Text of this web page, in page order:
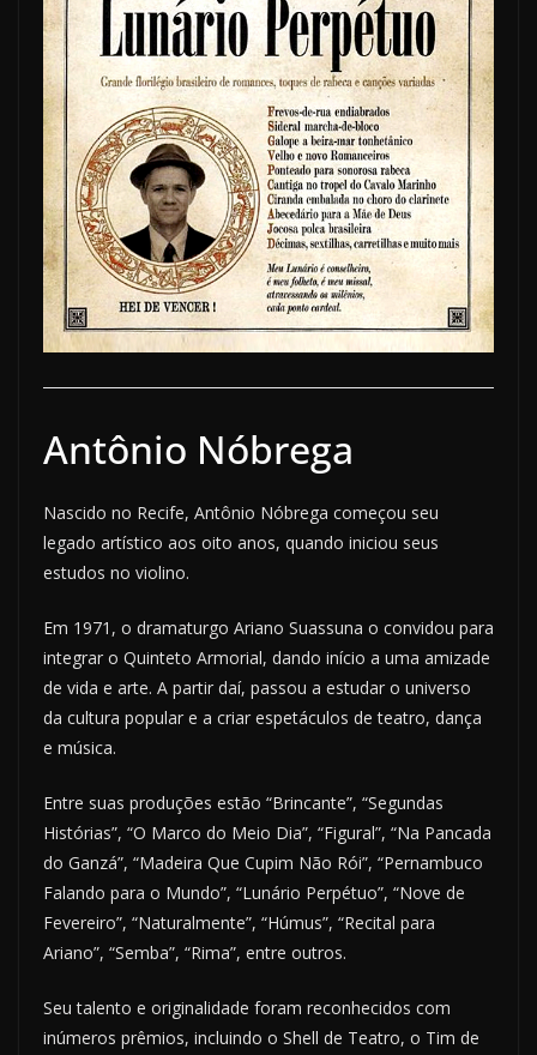
Antônio Nóbrega
Nascido no Recife, Antônio Nóbrega começou seu
legado artístico aos oito anos, quando iniciou seus
estudos no violino.
Em 1971, o dramaturgo Ariano Suassuna o convidou para
integrar o Quinteto Armorial, dando início a uma amizade
de vida e arte. A partir daí, passou a estudar o universo
da cultura popular e a criar espetáculos de teatro, dança
e música.
Entre suas produções estão “Brincante”, “Segundas
Histórias”, “O Marco do Meio Dia”, “Figural”, “Na Pancada
do Ganzá”, “Madeira Que Cupim Não Rói”, “Pernambuco
Falando para o Mundo”, “Lunário Perpétuo”, “Nove de
Fevereiro”, “Naturalmente”, “Húmus”, “Recital para
Ariano”, “Semba”, “Rima”, entre outros.
Seu talento e originalidade foram reconhecidos com
inúmeros prêmios, incluindo o Shell de Teatro, o Tim de